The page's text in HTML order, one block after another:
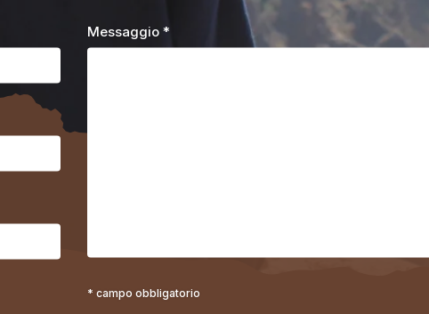
Messaggio *
* campo obbligatorio